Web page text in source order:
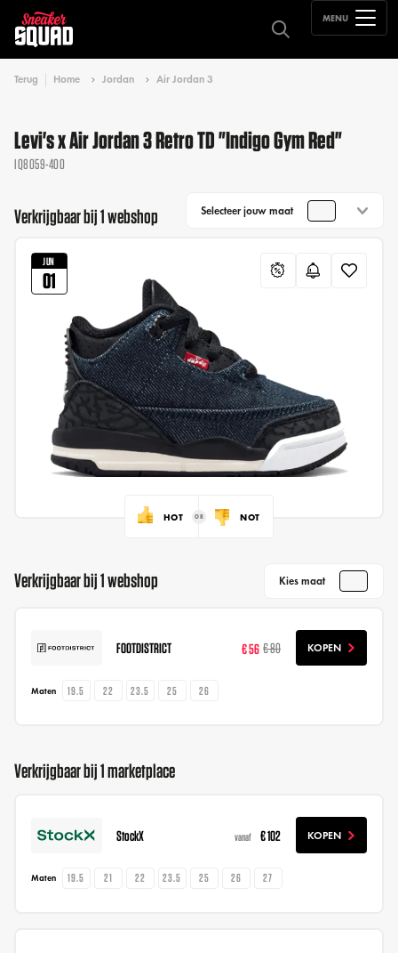
MENU
Terug Home Jordan Air Jordan 3
Levi's x Air Jordan 3 Retro TD "Indigo Gym Red"
IQ8059-400
Verkrijgbaar bij 1 webshop Selecteer jouw maat
JUN
01
HOT NOT
Verkrijgbaar bij 1 webshop Kies maat
FOOTDISTRICT € 56 € 80 KOPEN
Maten 19.5 22 23.5 25 26
Verkrijgbaar bij 1 marketplace
StockX vanaf € 102 KOPEN
Maten 19.5 21 22 23.5 25 26 27